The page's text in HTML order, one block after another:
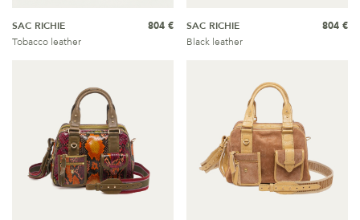
SAC RICHIE
Tobacco leather
804 €
SAC RICHIE
Black leather
804 €